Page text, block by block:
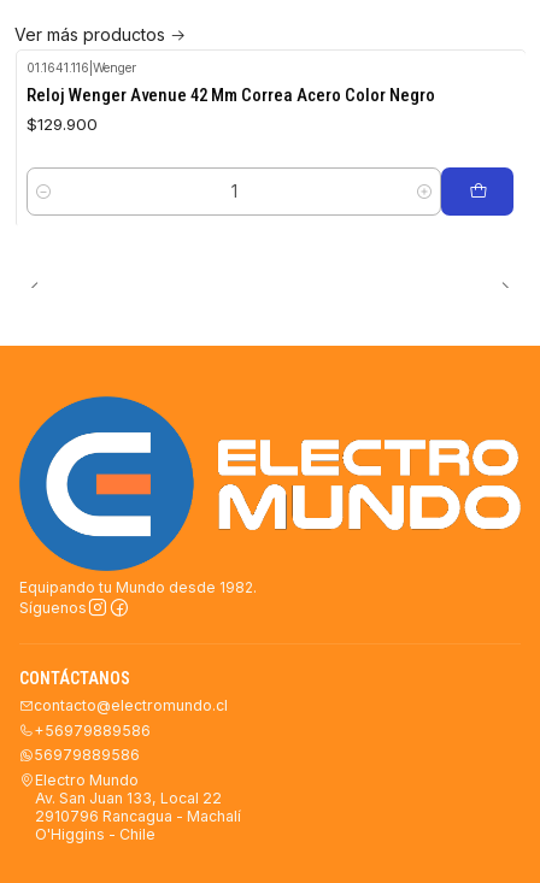
Ver más productos
01.1641.116 Wenger
Reloj Wenger Avenue 42 Mm Correa Acero Color Negro
$129.900
Cantidad
Equipando tu Mundo desde 1982.
Síguenos
CONTÁCTANOS
contacto@electromundo.cl
+56979889586
56979889586
Electro Mundo
Av. San Juan 133, Local 22
2910796 Rancagua - Machalí
O'Higgins - Chile